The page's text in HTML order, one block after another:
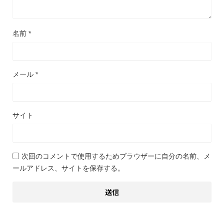
名前 *
メール *
サイト
次回のコメントで使用するためブラウザーに自分の名前、メ
ールアドレス、サイトを保存する。